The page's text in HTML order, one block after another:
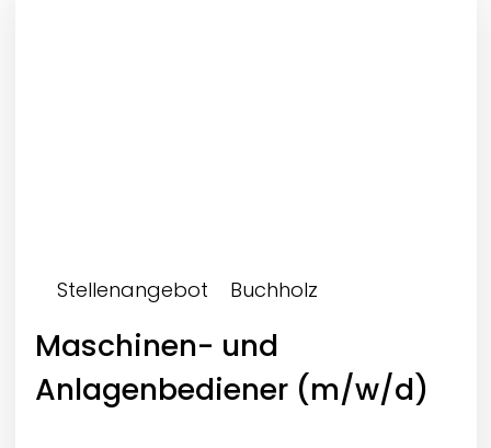
Stellenangebot Buchholz
Maschinen- und
Anlagenbediener (m/w/d)